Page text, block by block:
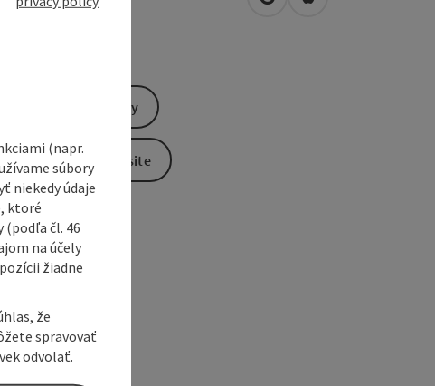
4595Waldneukirchen open in Google Maps
Open in Apple
Send inquiry
To the website
(napr.
súbory
niekedy údaje
ktoré
(podľa čl. 46
na účely
žiadne
že
spravovať
odvolať.